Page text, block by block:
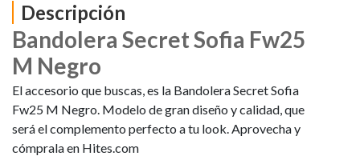
Descripción
Bandolera Secret Sofia Fw25
M Negro
El accesorio que buscas, es la Bandolera Secret Sofia
Fw25 M Negro. Modelo de gran diseño y calidad, que
será el complemento perfecto a tu look. Aprovecha y
cómprala en Hites.com